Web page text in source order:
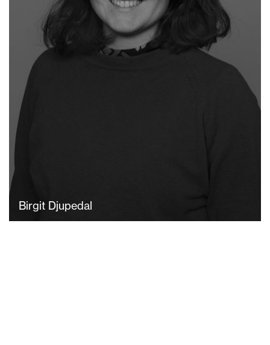
Birgit Djupedal